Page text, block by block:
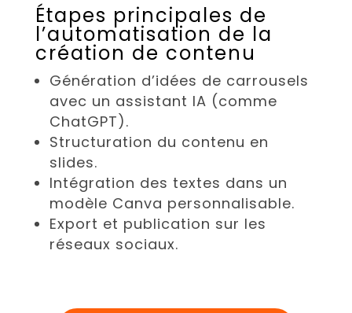
Étapes principales de
l’automatisation de la
création de contenu
Génération d’idées de carrousels
avec un assistant IA (comme
ChatGPT).
Structuration du contenu en
slides.
Intégration des textes dans un
modèle Canva personnalisable.
Export et publication sur les
réseaux sociaux.